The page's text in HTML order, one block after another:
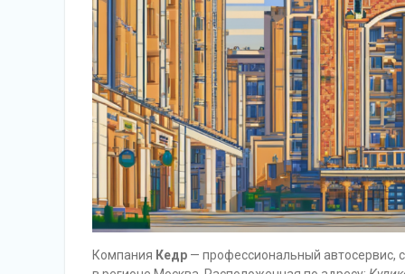
Компания Кедр — профессиональный автосервис,